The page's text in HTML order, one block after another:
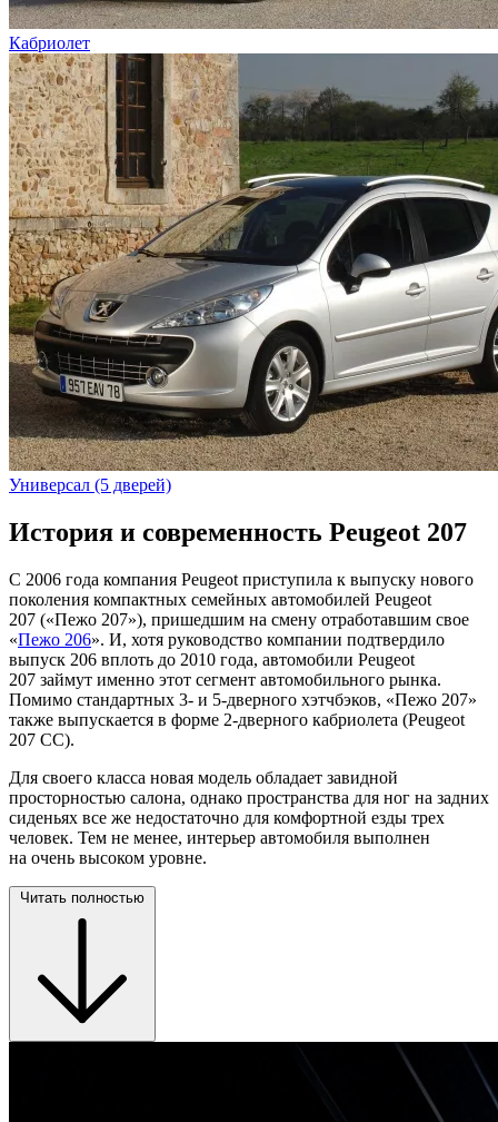
Кабриолет
Универсал (5 дверей)
История и современность Peugeot 207
C 2006 года компания Peugeot приступила к выпуску нового
поколения компактных семейных автомобилей Peugeot
207 («Пежо 207»), пришедшим на смену отработавшим свое
«Пежо 206». И, хотя руководство компании подтвердило
выпуск 206 вплоть до 2010 года, автомобили Peugeot
207 займут именно этот сегмент автомобильного рынка.
Помимо стандартных 3- и 5-дверного хэтчбэков, «Пежо 207»
также выпускается в форме 2-дверного кабриолета (Peugeot
207 CC).
Для своего класса новая модель обладает завидной
просторностью салона, однако пространства для ног на задних
сиденьях все же недостаточно для комфортной езды трех
человек. Тем не менее, интерьер автомобиля выполнен
на очень высоком уровне.
Читать полностью